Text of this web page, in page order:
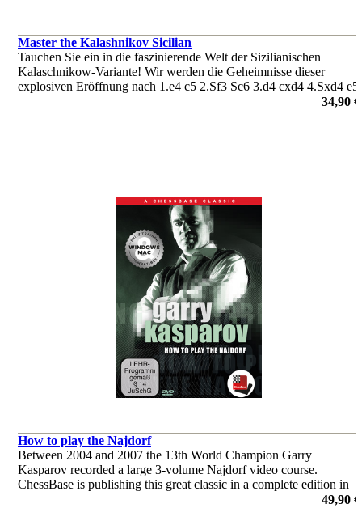
Master the Kalashnikov Sicilian
Tauchen Sie ein in die faszinierende Welt der Sizilianischen
Kalaschnikow-Variante! Wir werden die Geheimnisse dieser
explosiven Eröffnung nach 1.e4 c5 2.Sf3 Sc6 3.d4 cxd4 4.Sxd4 e5
34,90 €
How to play the Najdorf
Between 2004 and 2007 the 13th World Champion Garry
Kasparov recorded a large 3-volume Najdorf video course.
ChessBase is publishing this great classic in a complete edition in
the current ChessBase Media format. Look forward to this classic
49,90 €